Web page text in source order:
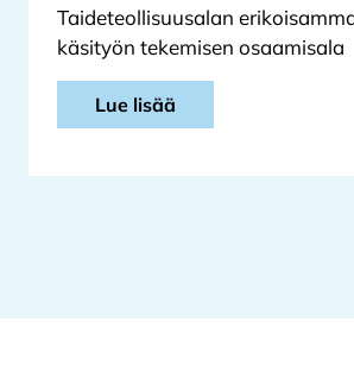
Taideteollisuusalan
käsityön tekemisen osaamisala
Lue lisää